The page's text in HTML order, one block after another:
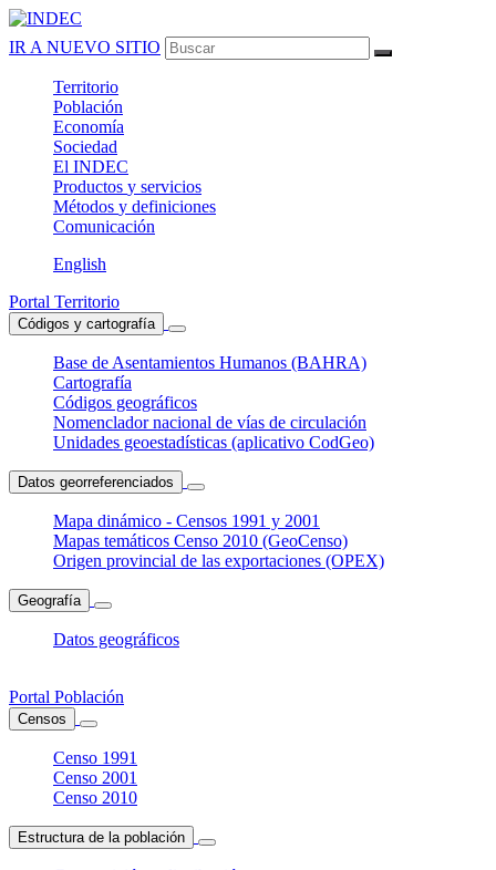
IR A NUEVO SITIO
Territorio
Población
Economía
Sociedad
El INDEC
Productos y servicios
Métodos y definiciones
Comunicación
English
Portal Territorio
Códigos y cartografía
Base de Asentamientos Humanos (BAHRA)
Cartografía
Códigos geográficos
Nomenclador nacional de vías de circulación
Unidades geoestadísticas (aplicativo CodGeo)
Datos georreferenciados
Mapa dinámico - Censos 1991 y 2001
Mapas temáticos Censo 2010 (GeoCenso)
Origen provincial de las exportaciones (OPEX)
Geografía
Datos geográficos
Portal Población
Censos
Censo 1991
Censo 2001
Censo 2010
Estructura de la población